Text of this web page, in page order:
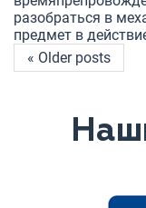
разобраться в
предмет в
« Older posts